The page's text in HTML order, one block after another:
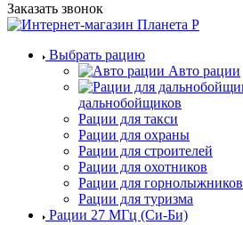
Заказать звонок
Выбрать рацию
Авто рации
дальнобойщиков
Рации для такси
Рации для охраны
Рации для строителей
Рации для охотников
Рации для горнолыжников
Рации для туризма
Рации 27 МГц (Си-Би)